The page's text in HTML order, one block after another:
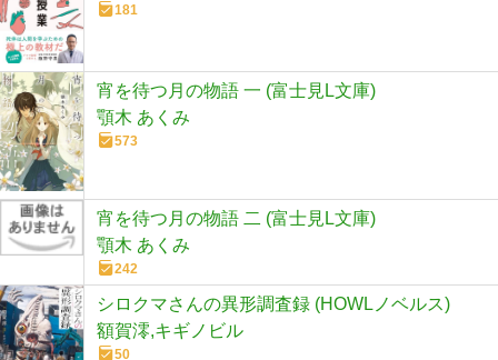
181
宵を待つ月の物語 一 (富士見L文庫)
顎木 あくみ
573
宵を待つ月の物語 二 (富士見L文庫)
顎木 あくみ
242
シロクマさんの異形調査録 (HOWLノベルス)
額賀澪,キギノビル
50